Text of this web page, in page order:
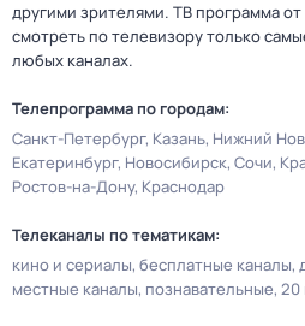
другими зрителями. ТВ программа
смотреть по телевизору только
любых каналах.
Телепрограмма по городам:
Санкт-Петербург Казань Нижний
Екатеринбург Новосибирск Сочи
Ростов-на-Дону Краснодар
Телеканалы по тематикам:
кино и сериалы бесплатные каналы
местные каналы познавательные 20